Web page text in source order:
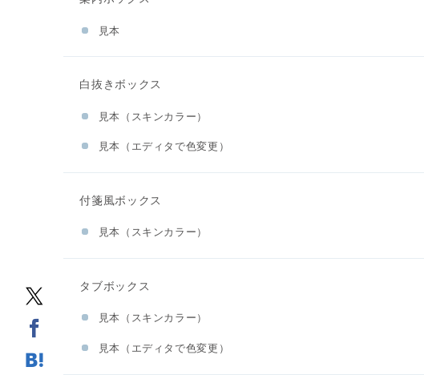
見本
白抜きボックス
見本（スキンカラー）
見本（エディタで色変更）
付箋風ボックス
見本（スキンカラー）
タブボックス
見本（スキンカラー）
見本（エディタで色変更）